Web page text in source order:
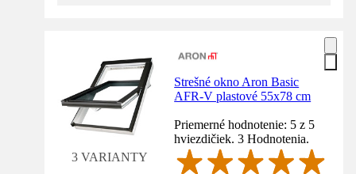
3 VARIANTY
Strešné okno Aron Basic
AFR-V plastové 55x78 cm
Priemerné hodnotenie: 5 z 5
hviezdičiek. 3 Hodnotenia.